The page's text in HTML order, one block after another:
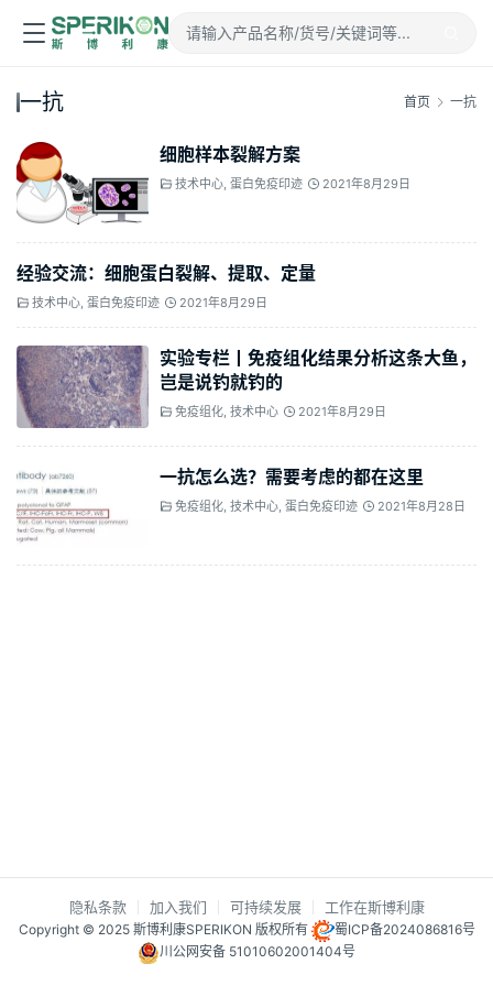
一抗 首页 一抗
细胞样本裂解方案
技术中心, 蛋白免疫印迹 2021年8月29日
经验交流：细胞蛋白裂解、提取、定量
技术中心, 蛋白免疫印迹 2021年8月29日
实验专栏丨免疫组化结果分析这条大鱼，
岂是说钓就钓的
免疫组化, 技术中心 2021年8月29日
一抗怎么选？需要考虑的都在这里
免疫组化, 技术中心, 蛋白免疫印迹 2021年8月28日
隐私条款 加入我们 可持续发展 工作在斯博利康
Copyright © 2025 斯博利康SPERIKON 版权所有
蜀ICP备2024086816号
川公网安备 51010602001404号